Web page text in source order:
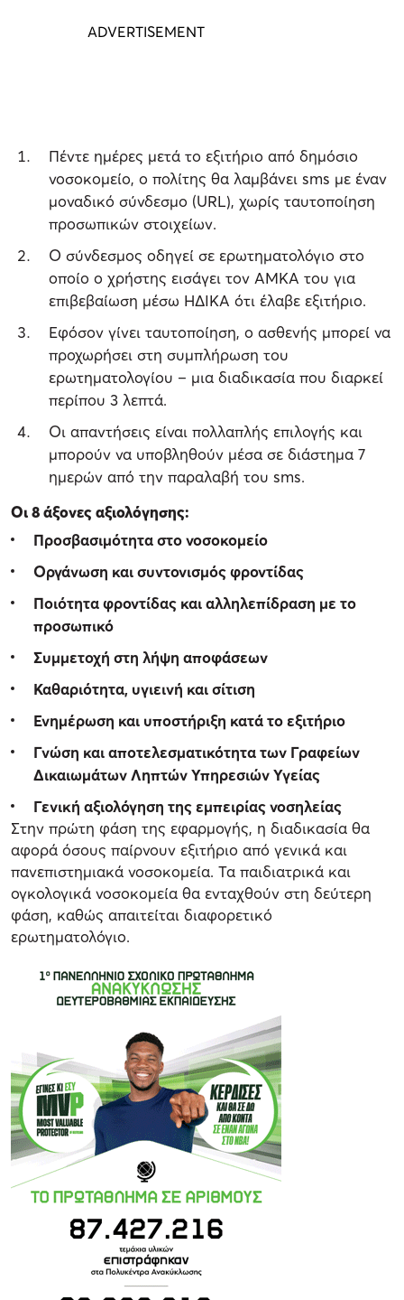
Πέντε ημέρες μετά το εξιτήριο από δημόσιο
νοσοκομείο, ο πολίτης θα λαμβάνει sms με έναν
μοναδικό σύνδεσμο (URL), χωρίς ταυτοποίηση
προσωπικών στοιχείων.
Ο σύνδεσμος οδηγεί σε ερωτηματολόγιο στο
οποίο ο χρήστης εισάγει τον ΑΜΚΑ του για
επιβεβαίωση μέσω ΗΔΙΚΑ ότι έλαβε εξιτήριο.
Εφόσον γίνει ταυτοποίηση, ο ασθενής μπορεί να
προχωρήσει στη συμπλήρωση του
ερωτηματολογίου – μια διαδικασία που διαρκεί
περίπου 3 λεπτά.
Οι απαντήσεις είναι πολλαπλής επιλογής και
μπορούν να υποβληθούν μέσα σε διάστημα 7
ημερών από την παραλαβή του sms.
Οι 8 άξονες αξιολόγησης:
Προσβασιμότητα στο νοσοκομείο
Οργάνωση και συντονισμός φροντίδας
Ποιότητα φροντίδας και αλληλεπίδραση με το
προσωπικό
Συμμετοχή στη λήψη αποφάσεων
Καθαριότητα, υγιεινή και σίτιση
Ενημέρωση και υποστήριξη κατά το εξιτήριο
Γνώση και αποτελεσματικότητα των Γραφείων
Δικαιωμάτων Ληπτών Υπηρεσιών Υγείας
Γενική αξιολόγηση της εμπειρίας νοσηλείας
Στην πρώτη φάση της εφαρμογής, η διαδικασία θα
αφορά όσους παίρνουν εξιτήριο από γενικά και
πανεπιστημιακά νοσοκομεία. Τα παιδιατρικά και
ογκολογικά νοσοκομεία θα ενταχθούν στη δεύτερη
φάση, καθώς απαιτείται διαφορετικό
ερωτηματολόγιο.